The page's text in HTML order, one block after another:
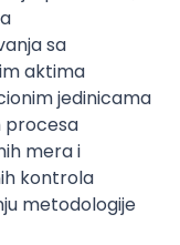
sa
aktima
jedinicama
procesa
mera i
kontrola
metodologije